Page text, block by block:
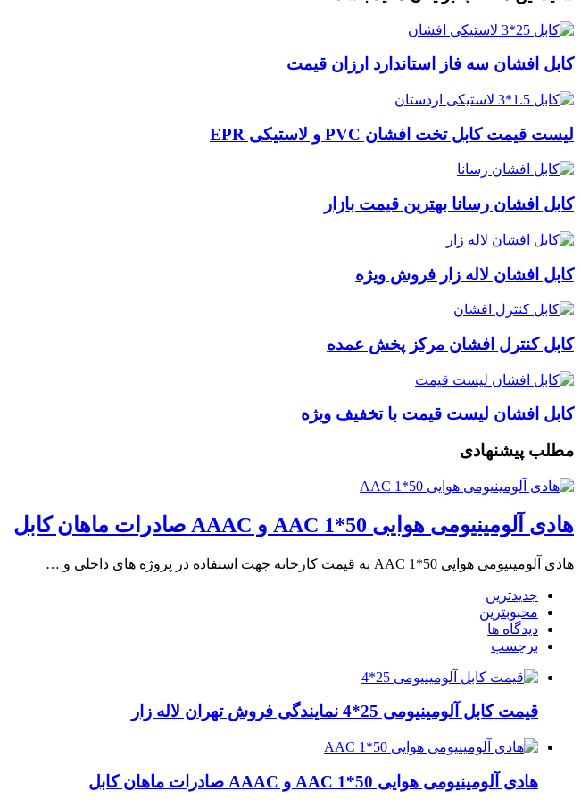
کابل افشان سه فاز استاندارد ارزان قیمت
لیست قیمت کابل تخت افشان PVC و لاستیکی EPR
کابل افشان رسانا بهترین قیمت بازار
کابل افشان لاله زار فروش ویژه
کابل کنترل افشان مرکز پخش عمده
کابل افشان لیست قیمت با تخفیف ویژه
مطلب پیشنهادی
هادی آلومینیومی هوایی 50*1 AAC و AAAC صادرات ماهان کابل
هادی آلومینیومی هوایی 50*1 AAC به قیمت کارخانه جهت استفاده در پروژه های داخلی و …
جدیدترین
محبوبترین
دیدگاه ها
برچسب
قیمت کابل آلومینیومی 25*4 نمایندگی فروش تهران لاله زار
هادی آلومینیومی هوایی 50*1 AAC و AAAC صادرات ماهان کابل